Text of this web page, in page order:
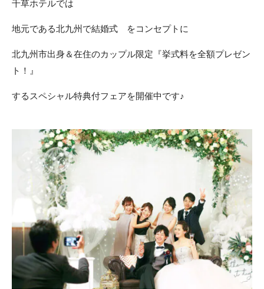
BLOG
ブログ
PLAN
プラン
ACCESS
アクセス
CONTACT
093-671-1131
»プライバシーポリシー
千草ホテルでは
地元である北九州で結婚式 をコンセプトに
北九州市出身＆在住のカップル限定『挙式料を全額プレゼン
ト！』
するスペシャル特典付フェアを開催中です♪